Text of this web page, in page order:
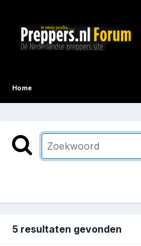
Home
5 resultaten gevonden